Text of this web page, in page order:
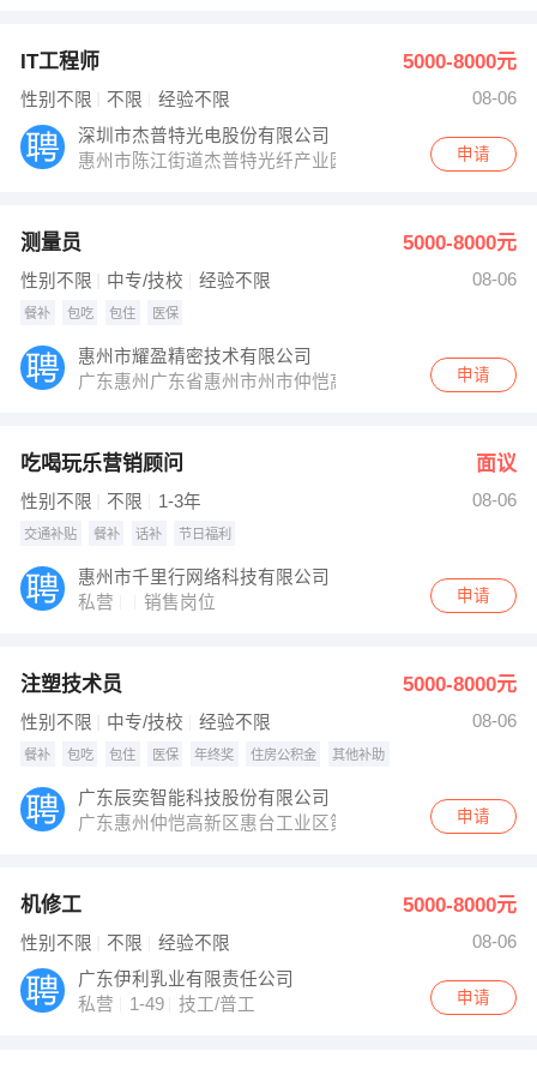
IT工程师 5000-8000元
性别不限 不限 经验不限
08-06
深圳市杰普特光电股份有限公司
惠州市陈江街道杰普特光纤产业园
申请
测量员 5000-8000元
性别不限 中专/技校 经验不限 08-06
餐补 包吃 包住 医保
惠州市耀盈精密技术有限公司
广东惠州广东省惠州市州市仲恺高新区沥林镇迭石龙村益
申请
吃喝玩乐营销顾问 面议
性别不限 不限 1-3年 08-06
交通补贴 餐补 话补 节日福利
惠州市千里行网络科技有限公司
私营
销售岗位 申请
注塑技术员 5000-8000元
性别不限 中专/技校 经验不限 08-06
餐补 包吃 包住 医保 年终奖 住房公积金 其他补助
广东辰奕智能科技股份有限公司
广东惠州仲恺高新区惠台工业区第63号小区（和畅东六路
申请
机修工 5000-8000元
性别不限 不限 经验不限
08-06
广东伊利乳业有限责任公司
私营
1-49 技工/普工 申请